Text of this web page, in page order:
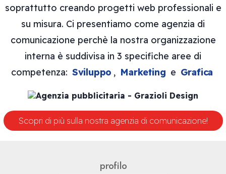
soprattutto creando progetti web professionali e
su misura. Ci presentiamo come agenzia di
comunicazione perchè la nostra organizzazione
interna è suddivisa in 3 specifiche aree di
competenza: Sviluppo , Marketing e Grafica
Scopri di più sulla nostra agenzia di comunicazione!
profilo